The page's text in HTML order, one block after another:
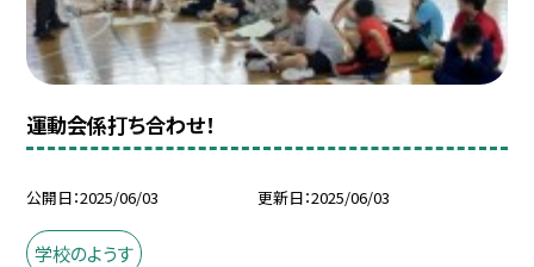
運動会係打ち合わせ！
公開日 2025/06/03 更新日 2025/06/03
学校のようす